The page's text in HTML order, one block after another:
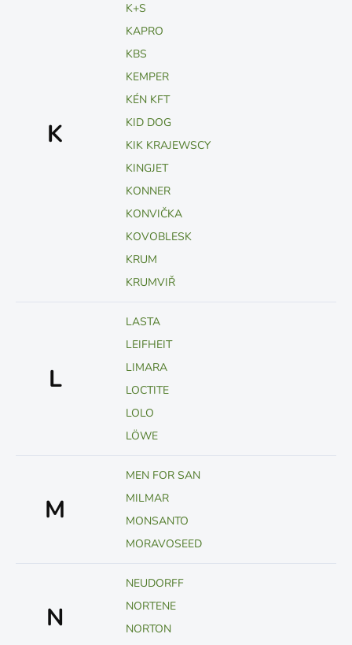
K
K+S
KAPRO
KBS
KEMPER
KÉN KFT
KID DOG
KIK KRAJEWSCY
KINGJET
KONNER
KONVIČKA
KOVOBLESK
KRUM
KRUMVIŘ
L
LASTA
LEIFHEIT
LIMARA
LOCTITE
LOLO
LÖWE
M
MEN FOR SAN
MILMAR
MONSANTO
MORAVOSEED
N
NEUDORFF
NORTENE
NORTON